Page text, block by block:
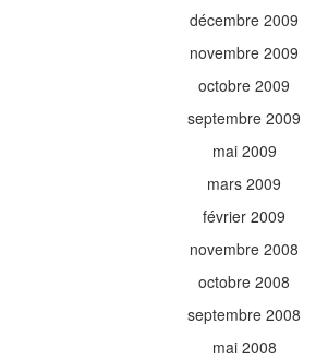
décembre 2009
novembre 2009
octobre 2009
septembre 2009
mai 2009
mars 2009
février 2009
novembre 2008
octobre 2008
septembre 2008
mai 2008